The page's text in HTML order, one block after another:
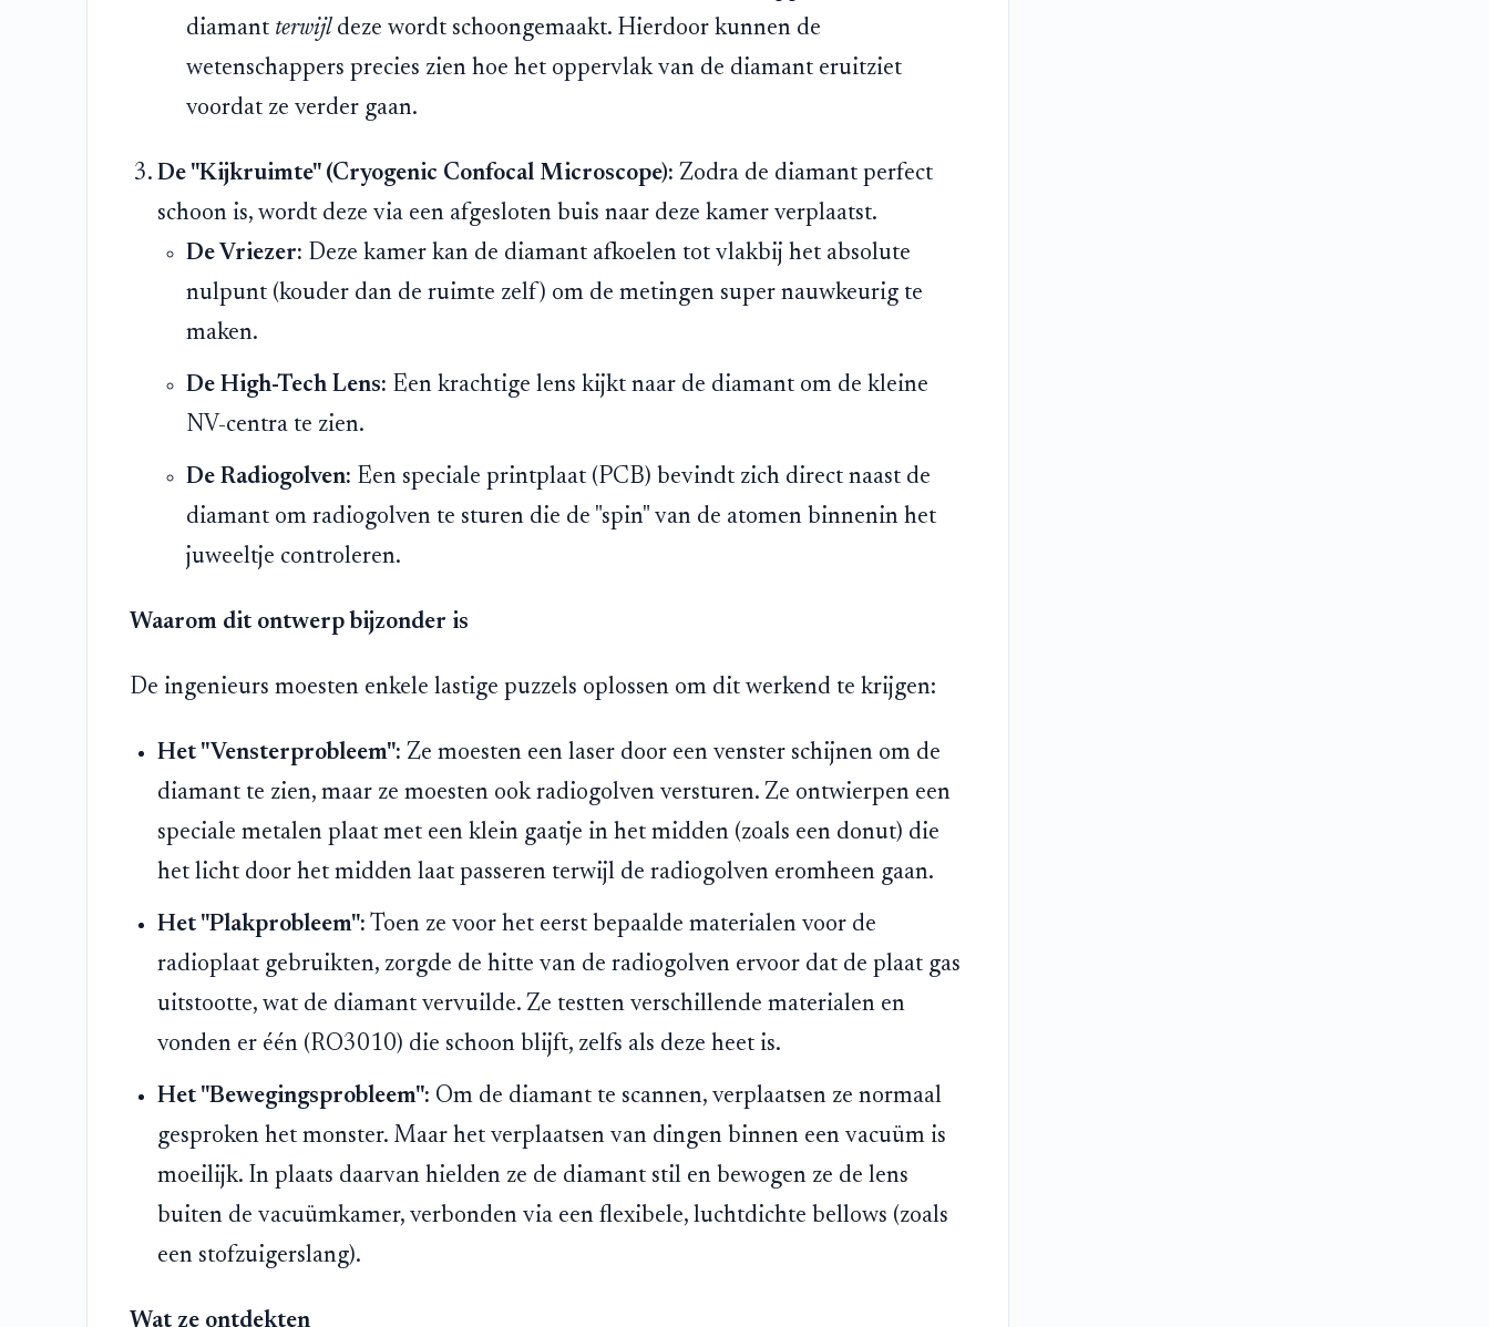
diamant terwijldeze wordt schoongemaakt. Hierdoor kunnen de
wetenschappers precies zien hoe het oppervlak van de diamant eruitziet
voordat ze verder gaan.
De "Kijkruimte" (Cryogenic Confocal Microscope): Zodra de diamant perfect
schoon is, wordt deze via een afgesloten buis naar deze kamer verplaatst.
De Vriezer: Deze kamer kan de diamant afkoelen tot vlakbij het absolute
nulpunt (kouder dan de ruimte zelf) om de metingen super nauwkeurig te
maken.
De High-Tech Lens: Een krachtige lens kijkt naar de diamant om de kleine
NV-centra te zien.
De Radiogolven: Een speciale printplaat (PCB) bevindt zich direct naast de
diamant om radiogolven te sturen die de "spin" van de atomen binnenin het
juweeltje controleren.
Waarom dit ontwerp bijzonder is
De ingenieurs moesten enkele lastige puzzels oplossen om dit werkend te krijgen:
Het "Vensterprobleem": Ze moesten een laser door een venster schijnen om de
diamant te zien, maar ze moesten ook radiogolven versturen. Ze ontwierpen een
speciale metalen plaat met een klein gaatje in het midden (zoals een donut) die
het licht door het midden laat passeren terwijl de radiogolven eromheen gaan.
Het "Plakprobleem": Toen ze voor het eerst bepaalde materialen voor de
radioplaat gebruikten, zorgde de hitte van de radiogolven ervoor dat de plaat gas
uitstootte, wat de diamant vervuilde. Ze testten verschillende materialen en
vonden er één (RO3010) die schoon blijft, zelfs als deze heet is.
Het "Bewegingsprobleem": Om de diamant te scannen, verplaatsen ze normaal
gesproken het monster. Maar het verplaatsen van dingen binnen een vacuüm is
moeilijk. In plaats daarvan hielden ze de diamant stil en bewogen ze de lens
buiten de vacuümkamer, verbonden via een flexibele, luchtdichte bellows (zoals
een stofzuigerslang).
Wat ze ontdekten